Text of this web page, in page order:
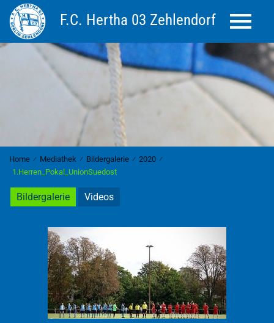
F.C. Hertha 03 Zehlendorf Toggle
Home ⁄ Mediathek ⁄ Bildergalerie ⁄ 2020 ⁄
1.Herren_Pokal_UnionSuedost
Bildergalerie Videos